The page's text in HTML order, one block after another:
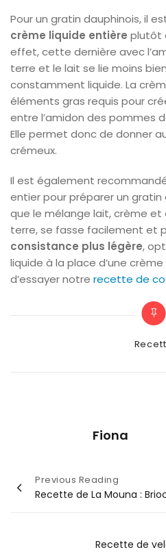
Pour un gratin dauphinois, il
crème liquide entière plutôt
effet, cette dernière avec
terre et le lait se lie moins
constamment liquide. La
éléments gras requis pour
entre l’amidon des pommes
Elle permet donc de donner
crémeux.
Il est également
entier pour préparer un gratin
que le mélange lait, crème
terre, se fasse facilement et
consistance plus légère,
liquide à la place d’une crème
d’essayer notre recette de
Fiona
Navigation
Previous Reading
Recette de La Mouna :
Recette de